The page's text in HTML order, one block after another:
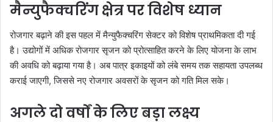
मैन्युफैक्चरिंग क्षेत्र पर विशेष ध्यान
रोजगार बढ़ाने की इस पहल में मैन्युफैक्चरिंग सेक्टर को विशेष प्राथमिकता दी गई
है। उद्योगों में अधिक रोजगार सृजन को प्रोत्साहित करने के लिए योजना के लाभ
की अवधि को बढ़ाया गया है। अब पात्र इकाइयों को लंबे समय तक सहायता उपलब्ध
कराई जाएगी, जिससे नए रोजगार अवसरों के सृजन को गति मिल सके।
अगले दो वर्षों के लिए बड़ा लक्ष्य